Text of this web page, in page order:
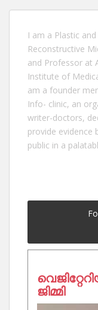
I am a Plastic and
Reconstructive
and Professor at
Institute of
am a founder
Info- clinic, an
writer-doctors,
provide evidence
public in a
ജിമ്മി